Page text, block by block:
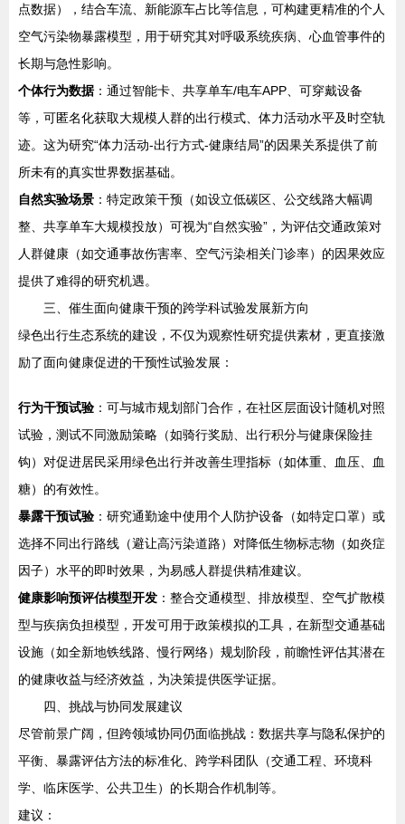
点数据），结合车流、新能源车占比等信息，可构建更精准的个人
空气污染物暴露模型，用于研究其对呼吸系统疾病、心血管事件的
长期与急性影响。
个体行为数据：通过智能卡、共享单车/电车APP、可穿戴设备
等，可匿名化获取大规模人群的出行模式、体力活动水平及时空轨
迹。这为研究“体力活动-出行方式-健康结局”的因果关系提供了前
所未有的真实世界数据基础。
自然实验场景 ：特定政策干预（如设立低碳区、公交线路大幅调
整、共享单车大规模投放）可视为“自然实验”，为评估交通政策对
人群健康（如交通事故伤害率、空气污染相关门诊率）的因果效应
提供了难得的研究机遇。
三、催生面向健康干预的跨学科试验发展新方向
绿色出行生态系统的建设，不仅为观察性研究提供素材，更直接激
励了面向健康促进的干预性试验发展：
行为干预试验 ：可与城市规划部门合作，在社区层面设计随机对照
试验，测试不同激励策略（如骑行奖励、出行积分与健康保险挂
钩）对促进居民采用绿色出行并改善生理指标（如体重、血压、血
糖）的有效性。
暴露干预试验 ：研究通勤途中使用个人防护设备（如特定口罩）或
选择不同出行路线（避让高污染道路）对降低生物标志物（如炎症
因子）水平的即时效果，为易感人群提供精准建议。
健康影响预评估模型开发 ：整合交通模型、排放模型、空气扩散模
型与疾病负担模型，开发可用于政策模拟的工具，在新型交通基础
设施（如全新地铁线路、慢行网络）规划阶段，前瞻性评估其潜在
的健康收益与经济效益，为决策提供医学证据。
四、挑战与协同发展建议
尽管前景广阔，但跨领域协同仍面临挑战：数据共享与隐私保护的
平衡、暴露评估方法的标准化、跨学科团队（交通工程、环境科
学、临床医学、公共卫生）的长期合作机制等。
建议：